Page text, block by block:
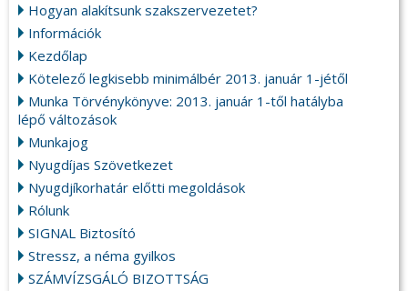
Hogyan alakítsunk szakszervezetet?
Információk
Kezdőlap
Kötelező legkisebb minimálbér 2013. január 1-jétől
Munka Törvénykönyve: 2013. január 1-től hatályba
lépő változások
Munkajog
Nyugdíjas Szövetkezet
Nyugdjíkorhatár előtti megoldások
Rólunk
SIGNAL Biztosító
Stressz, a néma gyilkos
SZÁMVÍZSGÁLÓ BIZOTTSÁG